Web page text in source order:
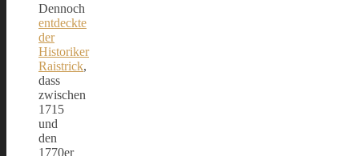
Dennoch
entdeckte
der
Historiker
Raistrick,
dass
zwischen
1715
und
den
1770er